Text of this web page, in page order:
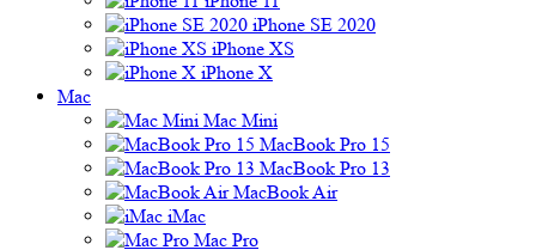
iPhone SE 2020
iPhone XS
iPhone X
Mac
Mac Mini
MacBook Pro 15
MacBook Pro 13
MacBook Air
iMac
Mac Pro